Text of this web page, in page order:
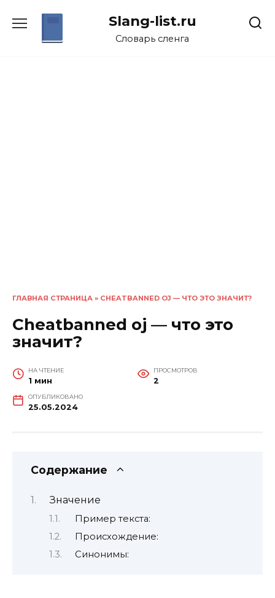
Slang-list.ru
Словарь сленга
ГЛАВНАЯ СТРАНИЦА » CHEATBANNED OJ — ЧТО ЭТО ЗНАЧИТ?
Cheatbanned oj — что это
значит?
НА ЧТЕНИЕ
1 мин
ПРОСМОТРОВ
2
ОПУБЛИКОВАНО
25.05.2024
Содержание
Значение
Пример текста:
Происхождение:
Синонимы: